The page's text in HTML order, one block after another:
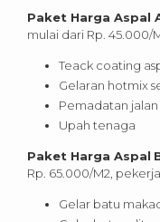
Paket Harga Aspal
mulai dari Rp. 45.000/
Teack coating
Gelaran hotmix
Pemadatan
Upah tenaga
Paket Harga Aspal
Rp. 65.000/M2,
Gelar batu